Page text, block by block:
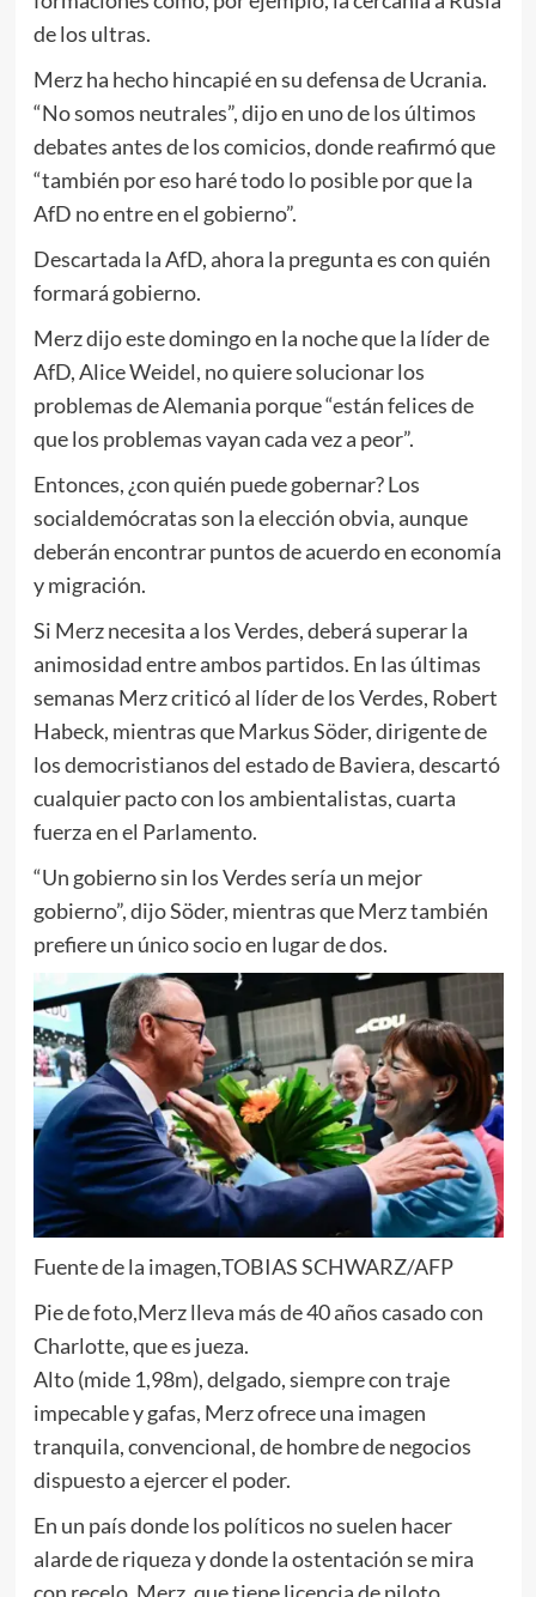
de los ultras.
Merz ha hecho hincapié en su defensa de Ucrania.
“No somos neutrales”, dijo en uno de los últimos
debates antes de los comicios, donde reafirmó que
“también por eso haré todo lo posible por que la
AfD no entre en el gobierno”.
Descartada la AfD, ahora la pregunta es con quién
formará gobierno.
Merz dijo este domingo en la noche que la líder de
AfD, Alice Weidel, no quiere solucionar los
problemas de Alemania porque “están felices de
que los problemas vayan cada vez a peor”.
Entonces, ¿con quién puede gobernar? Los
socialdemócratas son la elección obvia, aunque
deberán encontrar puntos de acuerdo en economía
y migración.
Si Merz necesita a los Verdes, deberá superar la
animosidad entre ambos partidos. En las últimas
semanas Merz criticó al líder de los Verdes, Robert
Habeck, mientras que Markus Söder, dirigente de
los democristianos del estado de Baviera, descartó
cualquier pacto con los ambientalistas, cuarta
fuerza en el Parlamento.
“Un gobierno sin los Verdes sería un mejor
gobierno”, dijo Söder, mientras que Merz también
prefiere un único socio en lugar de dos.
Fuente de la imagen,TOBIAS SCHWARZ/AFP
Pie de foto,Merz lleva más de 40 años casado con
Charlotte, que es jueza.
Alto (mide 1,98m), delgado, siempre con traje
impecable y gafas, Merz ofrece una imagen
tranquila, convencional, de hombre de negocios
dispuesto a ejercer el poder.
En un país donde los políticos no suelen hacer
alarde de riqueza y donde la ostentación se mira